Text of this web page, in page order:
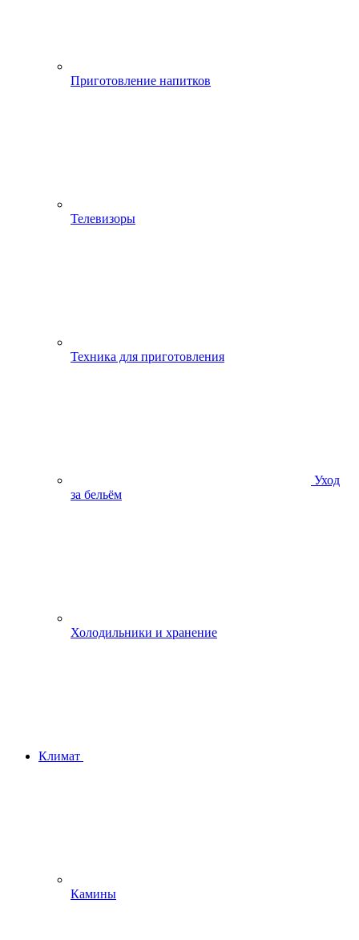
Приготовление напитков
Телевизоры
Техника для приготовления
Уход
за бельём
Холодильники и хранение
Климат
Камины